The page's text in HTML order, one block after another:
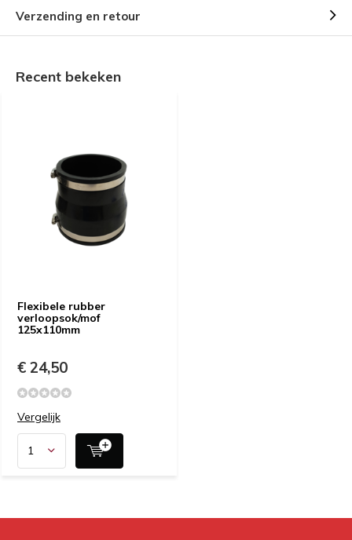
Verzending en retour
Recent bekeken
Flexibele rubber
verloopsok/mof
125x110mm
€ 24,50
Vergelijk